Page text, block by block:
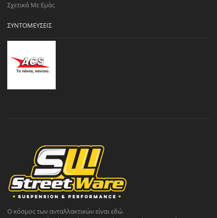
Σχετικά Με Εμάς
ΣΥΝΤΟΜΕΎΣΕΙΣ
Ο κόσμος των ανταλλακτικών είναι εδώ.